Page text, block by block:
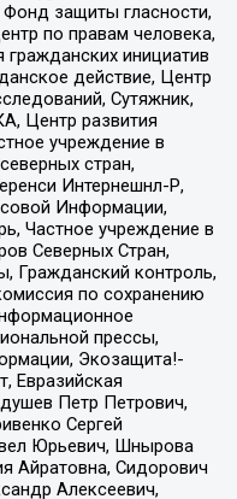
Фонд защиты гласности,
по правам человека,
инициатив
действие, Центр
Сутяжник,
Центр развития
учреждение в
стран,
Интернешнл-Р,
Информации,
Частное учреждение в
Северных Стран,
Гражданский контроль,
по сохранению
прессы,
Экозащита!-
Евразийская
Петр Петрович,
Сергей
Юрьевич, Шнырова
Айратовна, Сидорович
Алексеевич,